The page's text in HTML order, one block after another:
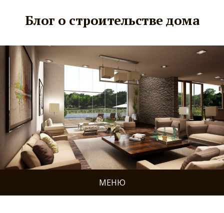
Блог о строительстве дома
МЕНЮ